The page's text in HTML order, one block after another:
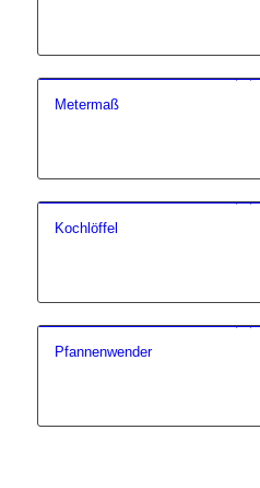
Metermaß
Kochlöffel
Pfannenwender